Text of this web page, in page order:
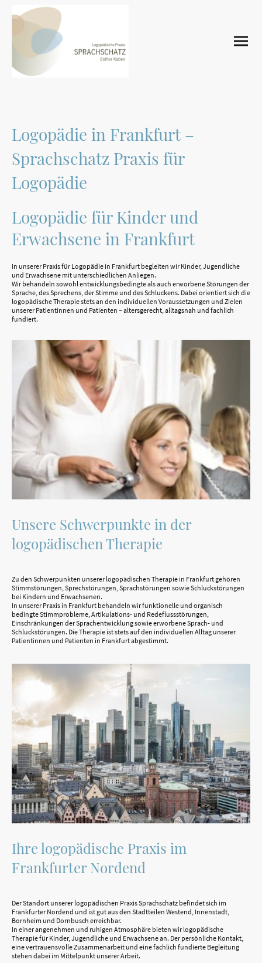
Logopädie in Frankfurt –
Sprachschatz Praxis für
Logopädie
Logopädie für Kinder und
Erwachsene in Frankfurt
In unserer Praxis für Logopädie in Frankfurt begleiten wir Kinder, Jugendliche
und Erwachsene mit unterschiedlichen Anliegen.
Wir behandeln sowohl entwicklungsbedingte als auch erworbene Störungen der
Sprache, des Sprechens, der Stimme und des Schluckens. Dabei orientiert sich die
logopädische Therapie stets an den individuellen Voraussetzungen und Zielen
unserer Patientinnen und Patienten – altersgerecht, alltagsnah und fachlich
fundiert.
Unsere Schwerpunkte in der
logopädischen Therapie
Zu den Schwerpunkten unserer logopädischen Therapie in Frankfurt gehören
Stimmstörungen, Sprechstörungen, Sprachstörungen sowie Schluckstörungen
bei Kindern und Erwachsenen.
In unserer Praxis in Frankfurt behandeln wir funktionelle und organisch
bedingte Stimmprobleme, Artikulations- und Redeflussstörungen,
Einschränkungen der Sprachentwicklung sowie erworbene Sprach- und
Schluckstörungen. Die Therapie ist stets auf den individuellen Alltag unserer
Patientinnen und Patienten in Frankfurt abgestimmt.
Ihre logopädische Praxis im
Frankfurter Nordend
Der Standort unserer logopädischen Praxis Sprachschatz befindet sich im
Frankfurter Nordend und ist gut aus den Stadtteilen Westend, Innenstadt,
Bornheim und Dornbusch erreichbar.
In einer angenehmen und ruhigen Atmosphäre bieten wir logopädische
Therapie für Kinder, Jugendliche und Erwachsene an. Der persönliche Kontakt,
eine vertrauensvolle Zusammenarbeit und eine fachlich fundierte Begleitung
stehen dabei im Mittelpunkt unserer Arbeit.